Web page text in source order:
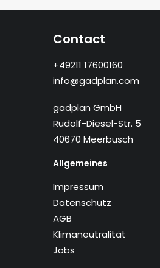
Contact
+49211 17600160
info@gadplan.com
gadplan GmbH
Rudolf-Diesel-Str. 5
40670 Meerbusch
Allgemeines
Impressum
Datenschutz
AGB
Klimaneutralität
Jobs